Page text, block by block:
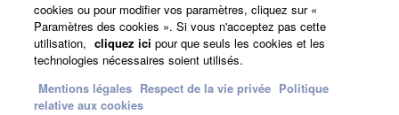
cookies ou pour modifier vos paramètres, cliquez sur «
Paramètres des cookies ». Si vous n'acceptez pas cette
utilisation, cliquez ici pour que seuls les cookies et les
technologies nécessaires soient utilisés.
Mentions légales Respect de la vie privée Politique
relative aux cookies